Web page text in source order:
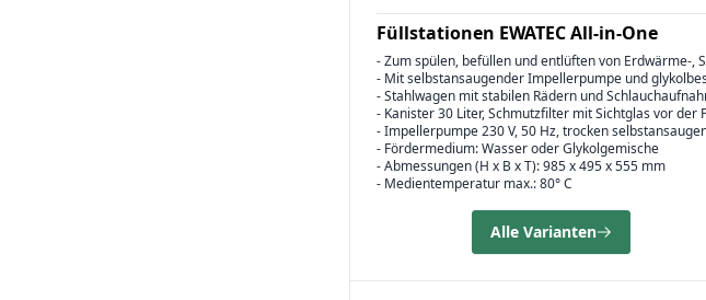
Füllstationen EWATEC All-in-One
- Zum spülen, befüllen und entlüften von Erdwärme-,
- Mit selbstansaugender Impellerpumpe und
- Stahlwagen mit stabilen Rädern und
- Kanister 30 Liter, Schmutzfilter mit Sichtglas vor der
- Impellerpumpe 230 V, 50 Hz, trocken
- Fördermedium: Wasser oder Glykolgemische
- Abmessungen (H x B x T): 985 x 495 x 555 mm
- Medientemperatur max.: 80° C
Alle Varianten